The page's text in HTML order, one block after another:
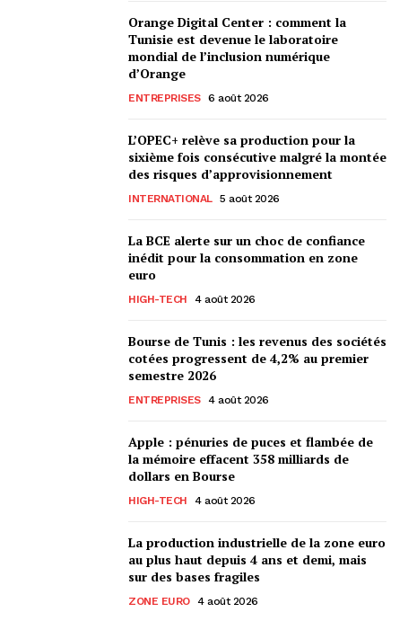
Orange Digital Center : comment la
Tunisie est devenue le laboratoire
mondial de l’inclusion numérique
d’Orange
ENTREPRISES 6 août 2026
L’OPEC+ relève sa production pour la
sixième fois consécutive malgré la montée
des risques d’approvisionnement
INTERNATIONAL 5 août 2026
La BCE alerte sur un choc de confiance
inédit pour la consommation en zone
euro
HIGH-TECH 4 août 2026
Bourse de Tunis : les revenus des sociétés
cotées progressent de 4,2% au premier
semestre 2026
ENTREPRISES 4 août 2026
Apple : pénuries de puces et flambée de
la mémoire effacent 358 milliards de
dollars en Bourse
HIGH-TECH 4 août 2026
La production industrielle de la zone euro
au plus haut depuis 4 ans et demi, mais
sur des bases fragiles
ZONE EURO 4 août 2026